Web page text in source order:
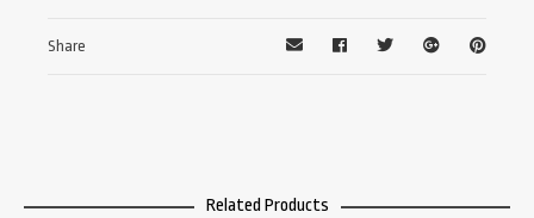
Share
Related Products